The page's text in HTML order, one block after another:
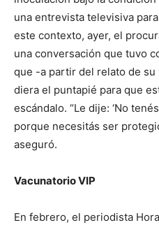
una entrevista televisiva
este contexto, ayer, el
una conversación que tuvo
que -a partir del relato de
diera el puntapié para que
escándalo. “Le dije: ‘No
porque necesitás ser
aseguró.
Vacunatorio VIP
En febrero, el periodista